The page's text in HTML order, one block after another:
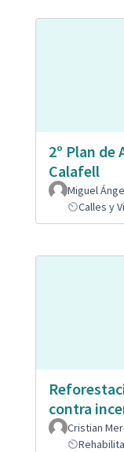
2º Plan de
Calafell
Miguel
Calles y
contra
Cristian